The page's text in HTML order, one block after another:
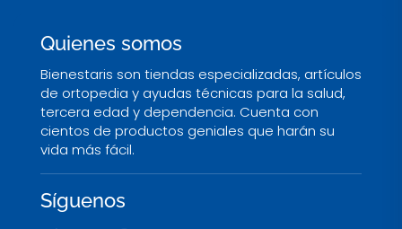
Quienes somos
Bienestaris son tiendas especializadas, artículos
de ortopedia y ayudas técnicas para la salud,
tercera edad y dependencia. Cuenta con
cientos de productos geniales que harán su
vida más fácil.
Síguenos